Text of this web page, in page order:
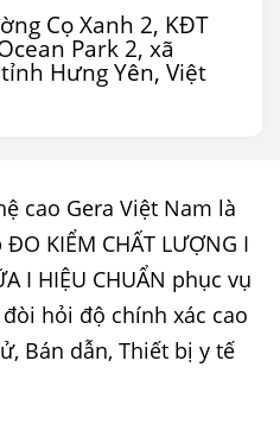
Cọ Xanh 2, KĐT
Park 2, xã
Hưng Yên, Việt
cao Gera Việt Nam là
KIỂM CHẤT LƯỢNG I
I HIỆU CHUẨN phục vụ
hỏi độ chính xác cao
Bán dẫn, Thiết bị y tế